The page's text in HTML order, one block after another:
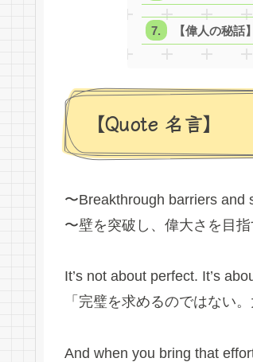
【偉人の秘話】
【Quote 名言】
〜Breakthrough barriers and
〜壁を突破し、偉大さを目
It’s not about perfect. It’s
「完璧を求めるのではない
And when you bring that